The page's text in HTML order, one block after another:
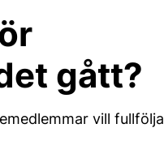
gått?
vill fullfölja